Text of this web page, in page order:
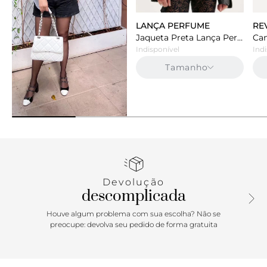
LANÇA PERFUME
Jaqueta Preta Lança Perfume De Couro Biker
Indisponível
Tamanho
AREZZO
Bolsa Tiracolo Branca Arezzo Correntes Couro Mizz Média
Indisponível
Tamanho
Avise me
Devolução
descomplicada
Houve algum problema com sua escolha? Não se
preocupe: devolva seu pedido de forma gratuita